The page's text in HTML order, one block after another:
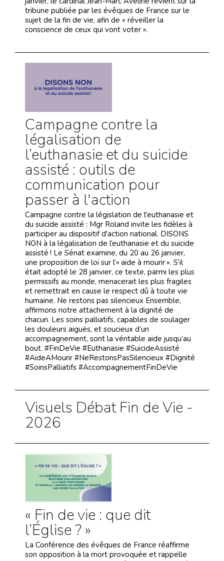
tribune publiée par les évêques de France sur le
sujet de la fin de vie, afin de « réveiller la
conscience de ceux qui vont voter ».
Campagne contre la
légalisation de
l’euthanasie et du suicide
assisté : outils de
communication pour
passer à l'action
Campagne contre la législation de l'euthanasie et
du suicide assisté : Mgr Roland invite les fidèles à
participer au dispositif d'action national. DISONS
NON à la légalisation de l’euthanasie et du suicide
assisté ! Le Sénat examine, du 20 au 26 janvier,
une proposition de loi sur l’« aide à mourir ». S’il
était adopté le 28 janvier, ce texte, parmi les plus
permissifs au monde, menacerait les plus fragiles
et remettrait en cause le respect dû à toute vie
humaine. Ne restons pas silencieux Ensemble,
affirmons notre attachement à la dignité de
chacun. Les soins palliatifs, capables de soulager
les douleurs aiguës, et soucieux d’un
accompagnement, sont la véritable aide jusqu’au
bout. #FinDeVie #Euthanasie #SuicideAssisté
#AideAMourir #NeRestonsPasSilencieux #Dignité
#SoinsPalliatifs #AccompagnementFinDeVie
Visuels Débat Fin de Vie -
2026
« Fin de vie : que dit
l’Église ? »
La Conférence des évêques de France réaffirme
son opposition à la mort provoquée et rappelle